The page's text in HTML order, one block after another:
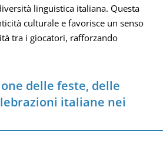
linguistica italiana. Questa
culturale e favorisce un senso
tra i giocatori, rafforzando
delle feste, delle
italiane nei